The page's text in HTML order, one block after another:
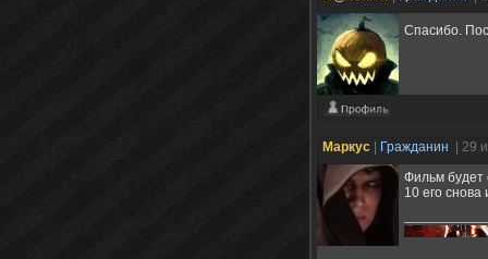
Спасибо.
Маркус Гражданин
| 29
Фильм будет
10 его снова